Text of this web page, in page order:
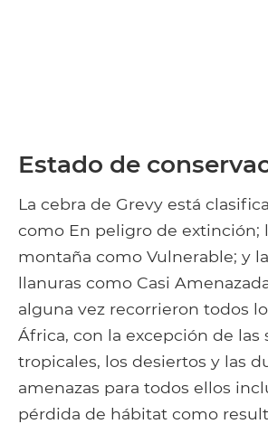
Estado de
La cebra de Grevy está
como En peligro de extinción;
montaña como Vulnerable; y
llanuras como Casi
alguna vez recorrieron todos
África, con la excepción de las
tropicales, los desiertos y las
amenazas para todos ellos
pérdida de hábitat como